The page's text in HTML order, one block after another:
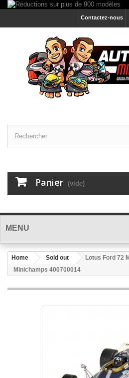
Contactez-nous
Panier (vide)
MENU
Home Sold out
Lotus Ford 72
Minichamps 400700014